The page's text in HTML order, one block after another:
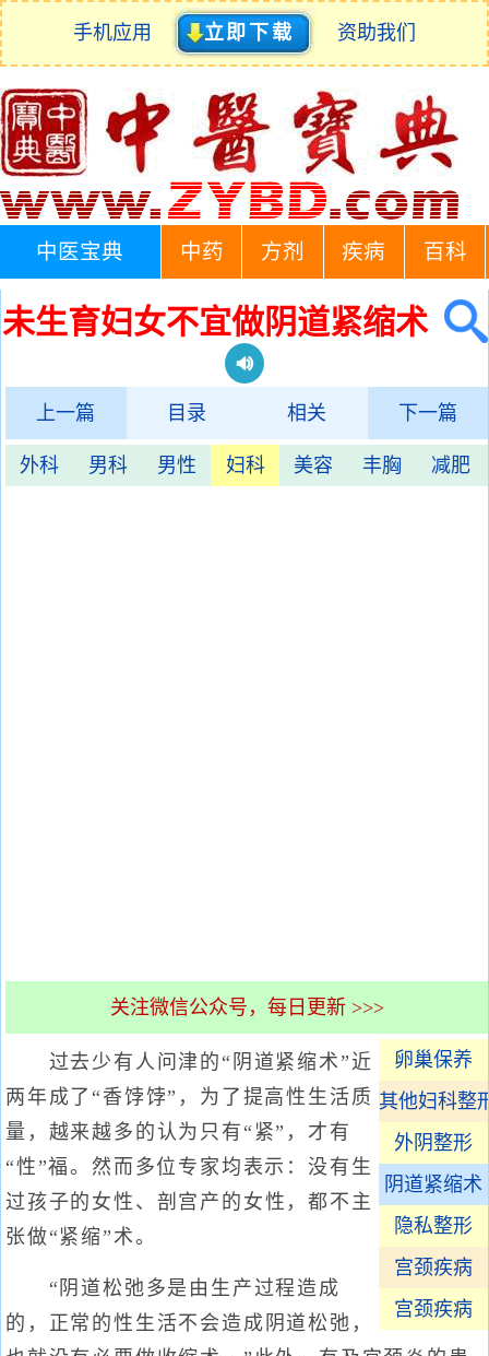
手机应用 立即下载 资助我们
中医宝典 中药 方剂 疾病 百科
未生育妇女不宜做阴道紧缩术
上一篇 目录 相关 下一篇
外科 男科 男性 妇科 美容 丰胸 减肥
关注微信公众号，每日更新 >>>
卵巢保养
其他妇科整
外阴整形
阴道紧缩术
隐私整形
宫颈疾病
宫颈疾病
过去少有人问津的“阴道紧缩术”近
两年成了“香饽饽”，为了提高性生活质
量，越来越多的认为只有“紧”，才有
“性”福。然而多位专家均表示：没有生
过孩子的女性、剖宫产的女性，都不主
张做“紧缩”术。
“阴道松弛多是由生产过程造成
的，正常的性生活不会造成阴道松弛，